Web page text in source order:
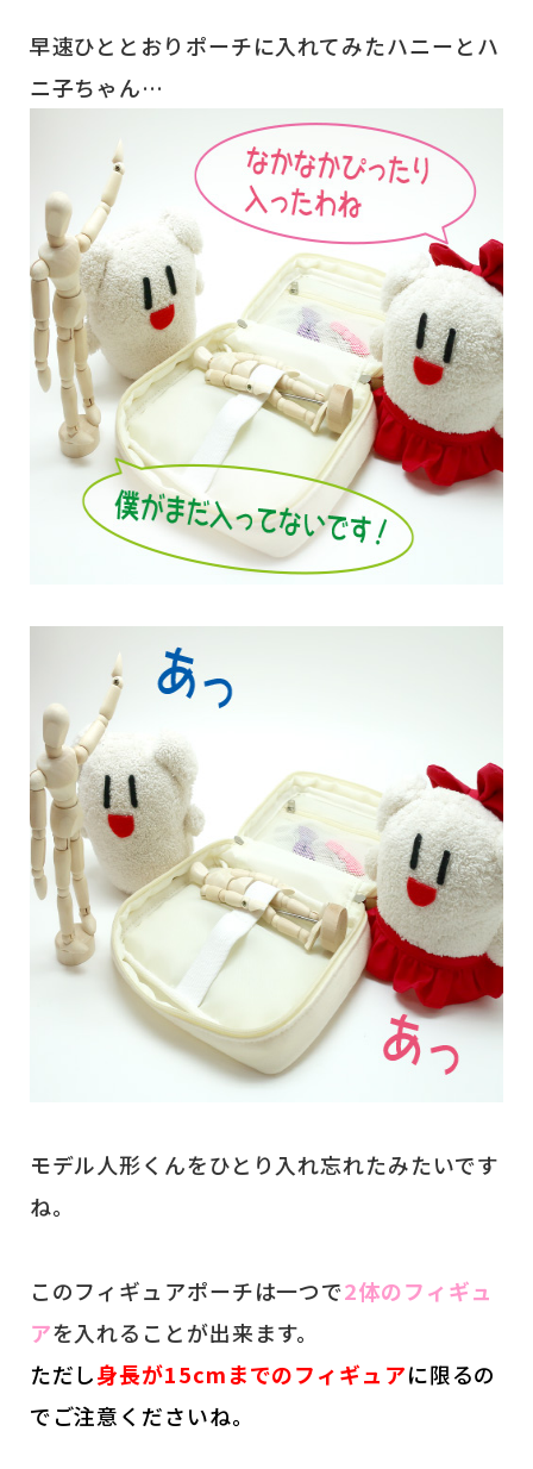
早速ひととおりポーチに入れてみたハニーとハ
ニ子ちゃん…
モデル人形くんをひとり入れ忘れたみたいです
ね。
このフィギュアポーチは一つで2体のフィギュ
アを入れることが出来ます。
ただし身長が15cmまでのフィギュアに限るの
でご注意くださいね。